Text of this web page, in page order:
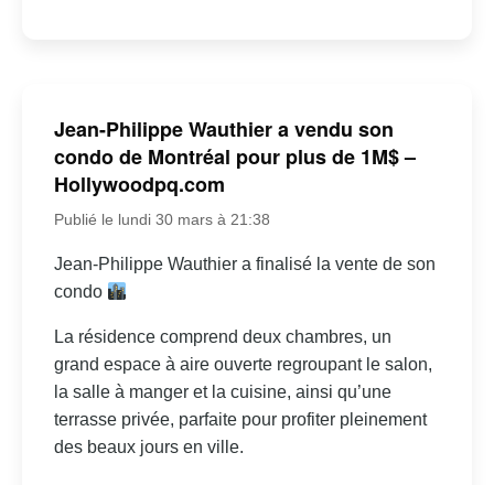
Jean-Philippe Wauthier a vendu son
condo de Montréal pour plus de 1M$ –
Hollywoodpq.com
Publié le lundi 30 mars à 21:38
Jean-Philippe Wauthier a finalisé la vente de son
condo
La résidence comprend deux chambres, un
grand espace à aire ouverte regroupant le salon,
la salle à manger et la cuisine, ainsi qu’une
terrasse privée, parfaite pour profiter pleinement
des beaux jours en ville.